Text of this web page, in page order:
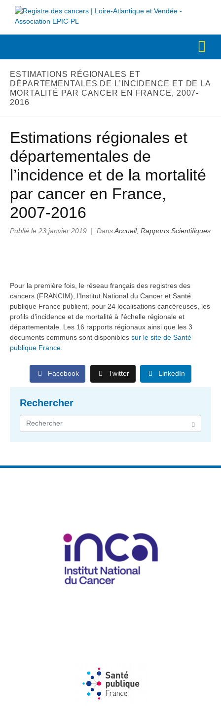
ESTIMATIONS RÉGIONALES ET
DÉPARTEMENTALES DE L’INCIDENCE ET DE LA
MORTALITÉ PAR CANCER EN FRANCE, 2007-
2016
Estimations régionales et
départementales de
l’incidence et de la mortalité
par cancer en France,
2007-2016
Publié le 23 janvier 2019 DansAccueil, Rapports Scientifiques
Pour la première fois, le réseau français des registres des
cancers (FRANCIM), l’Institut National du Cancer et Santé
publique France publient, pour 24 localisations cancéreuses, les
profils d’incidence et de mortalité à l’échelle régionale et
départementale. Les 16 rapports régionaux ainsi que les 3
documents communs sont disponibles sur le site de Santé
publique France
Facebook Twitter LinkedIn
Rechercher